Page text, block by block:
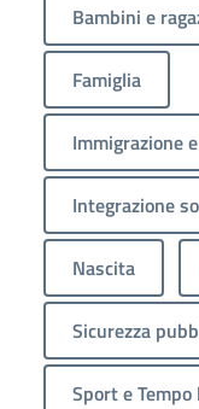
Bambini e
Famiglia
Immigrazione
Integrazione
Nascita
Sicurezza
Sport e